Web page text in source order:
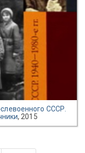
СССР.
, 2015